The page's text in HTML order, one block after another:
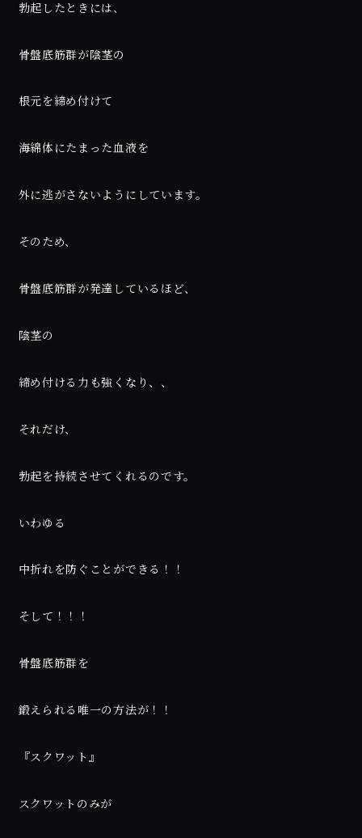
勃起したときには、
骨盤底筋群が陰茎の
根元を締め付けて
海綿体にたまった血液を
外に逃がさないようにしています。
そのため、
骨盤底筋群が発達しているほど、
陰茎の
締め付ける力も強くなり、、
それだけ、
勃起を持続させてくれるのです。
いわゆる
中折れを防ぐことができる！！
そして！！！
骨盤底筋群を
鍛えられる唯一の方法が！！
『スクワット』
スクワットのみが